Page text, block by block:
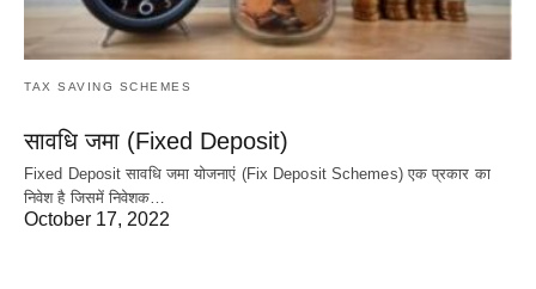
TAX SAVING SCHEMES
सावधि जमा (Fixed Deposit)
Fixed Deposit सावधि जमा योजनाएं (Fix Deposit Schemes) एक प्रकार का
निवेश है जिसमें निवेशक…
October 17, 2022